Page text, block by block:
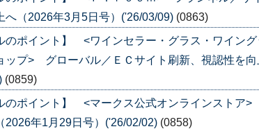
へ（2026年3月5日号）('26/03/09) (0863)
のポイント】 <ワインセラー・グラス・ワイン
ップ> グローバル／ＥＣサイト刷新、視認性を向
(0859)
のポイント】 <マークス公式オンラインストア
2026年1月29日号）('26/02/02) (0858)